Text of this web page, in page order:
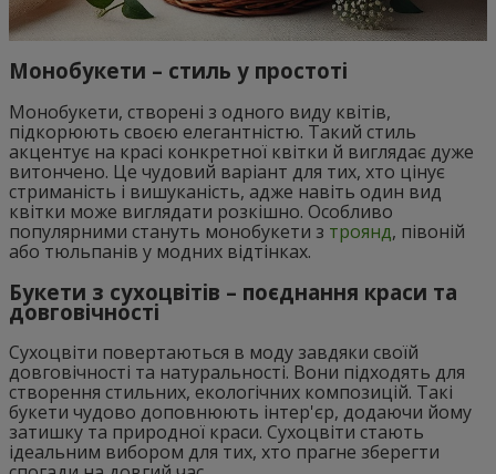
Монобукети – стиль у простоті
Монобукети, створені з одного виду квітів,
підкорюють своєю елегантністю. Такий стиль
акцентує на красі конкретної квітки й виглядає дуже
витончено. Це чудовий варіант для тих, хто цінує
стриманість і вишуканість, адже навіть один вид
квітки може виглядати розкішно. Особливо
популярними стануть монобукети з троянд, півоній
або тюльпанів у модних відтінках.
Букети з сухоцвітів – поєднання краси та
довговічності
Сухоцвіти повертаються в моду завдяки своїй
довговічності та натуральності. Вони підходять для
створення стильних, екологічних композицій. Такі
букети чудово доповнюють інтер'єр, додаючи йому
затишку та природної краси. Сухоцвіти стають
ідеальним вибором для тих, хто прагне зберегти